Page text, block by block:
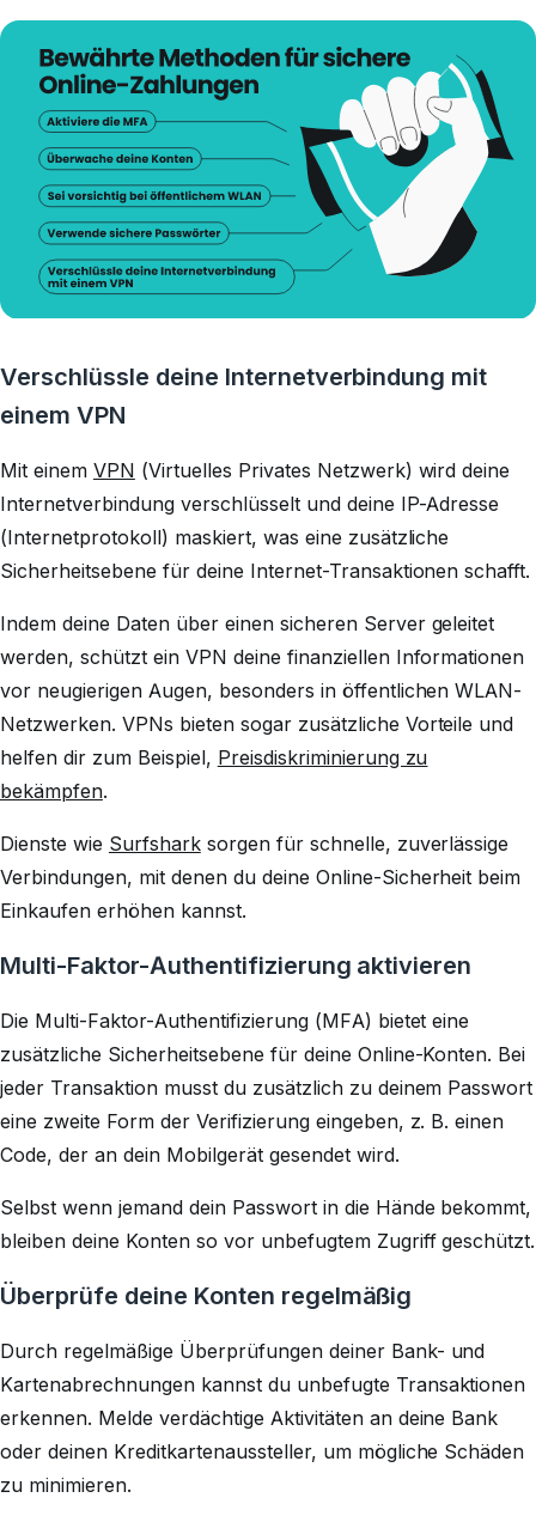
Verschlüssle deine Internetverbindung mit
einem VPN
Mit einem VPN (Virtuelles Privates Netzwerk) wird deine
Internetverbindung verschlüsselt und deine IP-Adresse
(Internetprotokoll) maskiert, was eine zusätzliche
Sicherheitsebene für deine Internet-Transaktionen schafft.
Indem deine Daten über einen sicheren Server geleitet
werden, schützt ein VPN deine finanziellen Informationen
vor neugierigen Augen, besonders in öffentlichen WLAN-
Netzwerken. VPNs bieten sogar zusätzliche Vorteile und
helfen dir zum Beispiel, Preisdiskriminierung zu
bekämpfen.
Dienste wie Surfsharksorgen für schnelle, zuverlässige
Verbindungen, mit denen du deine Online-Sicherheit beim
Einkaufen erhöhen kannst.
Multi-Faktor-Authentifizierung aktivieren
Die Multi-Faktor-Authentifizierung (MFA) bietet eine
zusätzliche Sicherheitsebene für deine Online-Konten. Bei
jeder Transaktion musst du zusätzlich zu deinem Passwort
eine zweite Form der Verifizierung eingeben, z. B. einen
Code, der an dein Mobilgerät gesendet wird.
Selbst wenn jemand dein Passwort in die Hände bekommt,
bleiben deine Konten so vor unbefugtem Zugriff geschützt.
Überprüfe deine Konten regelmäßig
Durch regelmäßige Überprüfungen deiner Bank- und
Kartenabrechnungen kannst du unbefugte Transaktionen
erkennen. Melde verdächtige Aktivitäten an deine Bank
oder deinen Kreditkartenaussteller, um mögliche Schäden
zu minimieren.